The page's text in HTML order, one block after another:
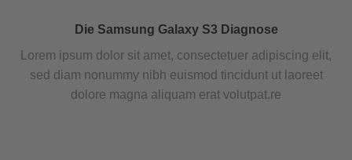
Die Samsung Galaxy S3 Diagnose
Lorem ipsum dolor sit amet, consectetuer adipiscing elit,
sed diam nonummy nibh euismod tincidunt ut laoreet
dolore magna aliquam erat volutpat.re